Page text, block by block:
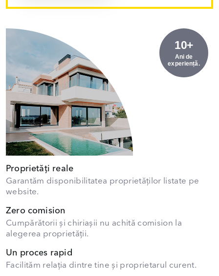
10+
Ani de
experiență.
Proprietăți reale
Garantăm disponibilitatea proprietăților listate pe
website.
Zero comision
Cumpărătorii și chiriașii nu achită comision la
alegerea proprietății.
Un proces rapid
Facilităm relația dintre tine și proprietarul curent.